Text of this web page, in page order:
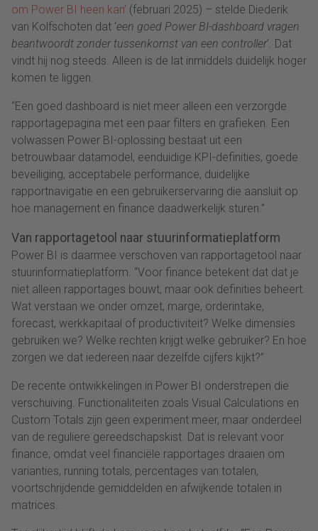
om Power BI heen kan’ (februari 2025) – stelde Diederik
van Kolfschoten dat ‘een goed Power BI-dashboard vragen
beantwoordt zonder tussenkomst van een controller’. Dat
vindt hij nog steeds. Alleen is de lat inmiddels duidelijk hoger
komen te liggen.
“Een goed dashboard is niet meer alleen een verzorgde
rapportagepagina met een paar filters en grafieken. Een
volwassen Power BI-oplossing bestaat uit een
betrouwbaar datamodel, eenduidige KPI-definities, goede
beveiliging, acceptabele performance, duidelijke
rapportnavigatie en een gebruikerservaring die aansluit op
hoe management en finance daadwerkelijk sturen.”
Van rapportagetool naar stuurinformatieplatform
Power BI is daarmee verschoven van rapportagetool naar
stuurinformatieplatform. “Voor finance betekent dat dat je
niet alleen rapportages bouwt, maar ook definities beheert.
Wat verstaan we onder omzet, marge, orderintake,
forecast, werkkapitaal of productiviteit? Welke dimensies
gebruiken we? Welke rechten krijgt welke gebruiker? En hoe
zorgen we dat iedereen naar dezelfde cijfers kijkt?”
De recente ontwikkelingen in Power BI onderstrepen die
verschuiving. Functionaliteiten zoals Visual Calculations en
Custom Totals zijn geen experiment meer, maar onderdeel
van de reguliere gereedschapskist. Dat is relevant voor
finance, omdat veel financiële rapportages draaien om
varianties, running totals, percentages van totalen,
voortschrijdende gemiddelden en afwijkende totalen in
matrices.